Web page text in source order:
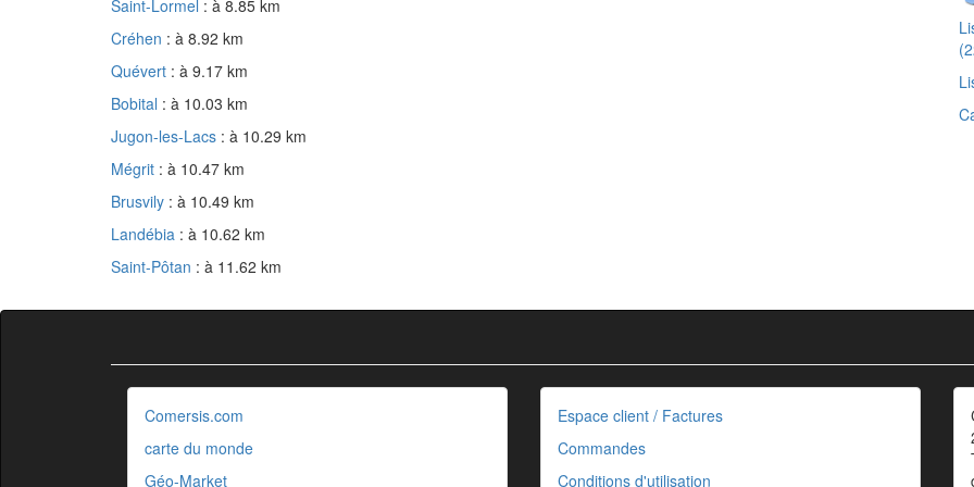
Saint-Lormel : à 8.85 km
Créhen : à 8.92 km
Quévert : à 9.17 km
Bobital : à 10.03 km
Jugon-les-Lacs : à 10.29 km
Mégrit : à 10.47 km
Brusvily : à 10.49 km
Landébia : à 10.62 km
Saint-Pôtan : à 11.62 km
Comersis.com
carte du monde
Géo-Market
Espace client / Factures
Commandes
Conditions d'utilisation